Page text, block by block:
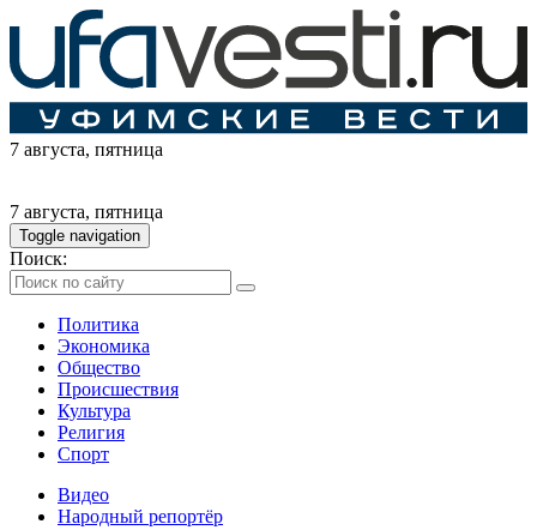
7 августа, пятница
7 августа, пятница
Toggle navigation
Поиск:
Политика
Экономика
Общество
Происшествия
Культура
Религия
Спорт
Видео
Народный репортёр